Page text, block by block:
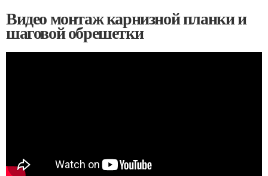
Видео монтаж карнизной планки и
шаговой обрешетки